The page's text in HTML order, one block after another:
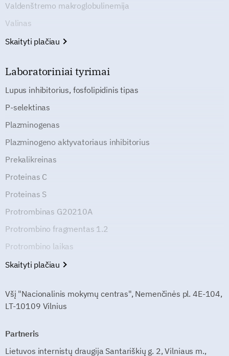
Valdenštremo makroglobulinemija
Valinas
Skaityti plačiau
Laboratoriniai tyrimai
Lupus inhibitorius, fosfolipidinis tipas
P-selektinas
Plazminogenas
Plazminogeno aktyvatoriaus inhibitorius
Prekalikreinas
Proteinas C
Proteinas S
Protrombinas G20210A
Protrombino fragmentas 1.2
Protrombino laikas
Skaityti plačiau
Všį "Nacionalinis mokymų centras", Nemenčinės pl. 4E-104,
LT-10109 Vilnius
Partneris
Lietuvos internistų draugija Santariškių g. 2, Vilniaus m.,